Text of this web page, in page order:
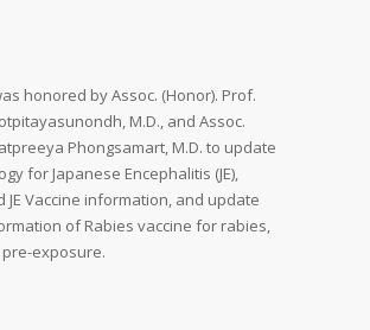
honored by Assoc. (Honor). Prof.
M.D., and Assoc.
Phongsamart, M.D. to update
for Japanese Encephalitis (JE),
JE Vaccine information, and update
of Rabies vaccine for rabies,
exposure.